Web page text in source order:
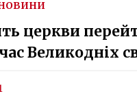
церкви
Великодніх